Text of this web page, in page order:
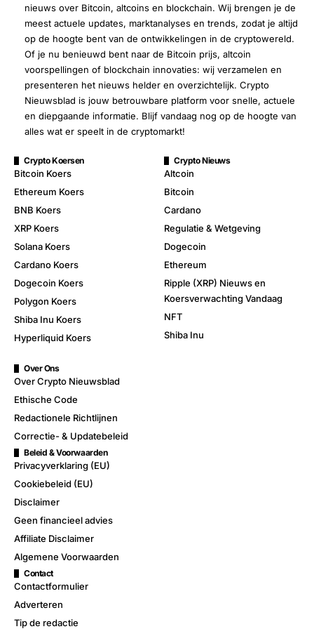
nieuws over Bitcoin, altcoins en blockchain. Wij brengen je de
meest actuele updates, marktanalyses en trends, zodat je altijd
op de hoogte bent van de ontwikkelingen in de cryptowereld.
Of je nu benieuwd bent naar de Bitcoin prijs, altcoin
voorspellingen of blockchain innovaties: wij verzamelen en
presenteren het nieuws helder en overzichtelijk. Crypto
Nieuwsblad is jouw betrouwbare platform voor snelle, actuele
en diepgaande informatie. Blijf vandaag nog op de hoogte van
alles wat er speelt in de cryptomarkt!
Crypto Koersen
Bitcoin Koers
Ethereum Koers
BNB Koers
XRP Koers
Solana Koers
Cardano Koers
Dogecoin Koers
Polygon Koers
Shiba Inu Koers
Hyperliquid Koers
Crypto Nieuws
Altcoin
Bitcoin
Cardano
Regulatie & Wetgeving
Dogecoin
Ethereum
Ripple (XRP) Nieuws en
Koersverwachting Vandaag
NFT
Shiba Inu
Over Ons
Over Crypto Nieuwsblad
Ethische Code
Redactionele Richtlijnen
Correctie- & Updatebeleid
Beleid & Voorwaarden
Privacyverklaring (EU)
Cookiebeleid (EU)
Disclaimer
Geen financieel advies
Affiliate Disclaimer
Algemene Voorwaarden
Contact
Contactformulier
Adverteren
Tip de redactie